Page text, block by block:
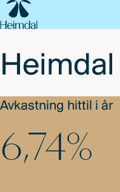
SKIP
TO
MAIN
Avkastning hittil i år
6,74%